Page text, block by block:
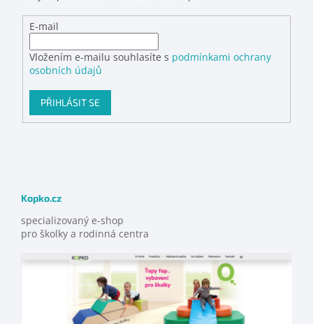
E-mail
Vložením e-mailu souhlasíte s podmínkami ochrany
osobních údajů
PŘIHLÁSIT SE
Kopko.cz
specializovaný e-shop
pro školky a rodinná centra